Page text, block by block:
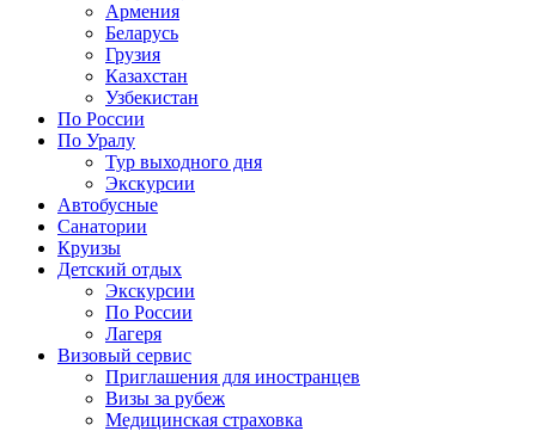
Армения
Беларусь
Грузия
Казахстан
Узбекистан
По России
По Уралу
Тур выходного дня
Экскурсии
Автобусные
Санатории
Круизы
Детский отдых
Экскурсии
По России
Лагеря
Визовый сервис
Приглашения для иностранцев
Визы за рубеж
Медицинская страховка